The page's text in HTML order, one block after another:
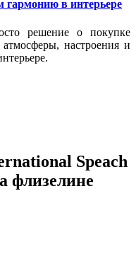
гармонию в интерьере
решение о покупке
настроения и
Speach
флизелине